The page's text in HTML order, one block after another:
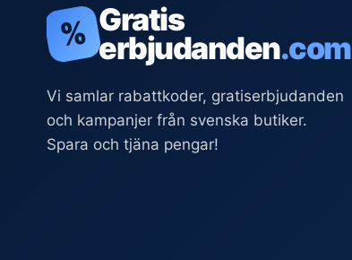
% Gratis
erbjudanden.com
Vi samlar rabattkoder, gratiserbjudanden
och kampanjer från svenska butiker.
Spara och tjäna pengar!